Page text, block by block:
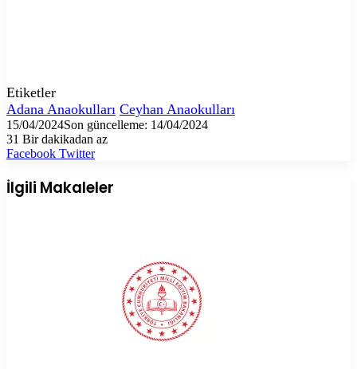
Etiketler
Adana Anaokulları Ceyhan Anaokulları
15/04/2024Son güncelleme: 14/04/2024
31 Bir dakikadan az
Facebook TwitterLinkedIn
Tumblr
Pinterest
Reddit
VKontakte
E-
ile
paylaş
Yazdır
İlgili Makaleler